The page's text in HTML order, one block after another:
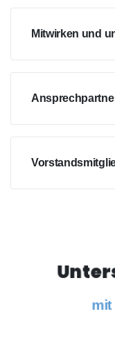
Mitwirken und
mit